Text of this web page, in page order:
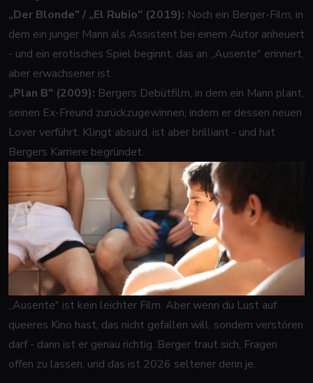
„Der Blonde" / „El Rubio" (2019): Noch ein Berger-Film, in
dem ein junger Mann als Assistent bei einem Autor anheuert
- und ein erotisches Spiel beginnt, das an „Ausente" erinnert,
aber erwachsener ist.
„Plan B" (2009): Bergers Debütfilm, in dem ein Mann plant,
seinen Ex-Freund zurückzugewinnen, indem er dessen neuen
Lover verführt. Klingt absurd, ist aber brilliant - und hat
Bergers Karriere begründet.
„Ausente" ist kein leichter Film. Aber wenn du Lust auf
queeres Kino hast, das nicht gefallen will, sondern verstören
darf - dann ist er genau richtig. Berger traut sich, Fragen
offen zu lassen, und das ist 2026 seltener denn je.